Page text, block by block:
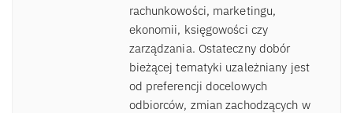
rachunkowości, marketingu,
ekonomii, księgowości czy
zarządzania. Ostateczny dobór
bieżącej tematyki uzależniany jest
od preferencji docelowych
odbiorców, zmian zachodzących w